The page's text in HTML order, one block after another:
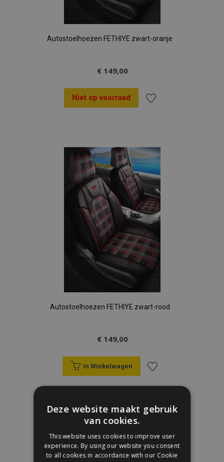
Autostoelhoezen FETHIYE zwart-oranje
€ 149,00
Niet op voorraad
aan
verlanglijst
Autostoelhoezen FETHIYE zwart-rood
€ 149,00
In Winkelwagen
Voeg
toe
verlanglijst
Deze website maakt gebruik
van cookies.
This website uses cookies to improve user
experience. By using our website you consent
to all cookies in accordance with our Cookie